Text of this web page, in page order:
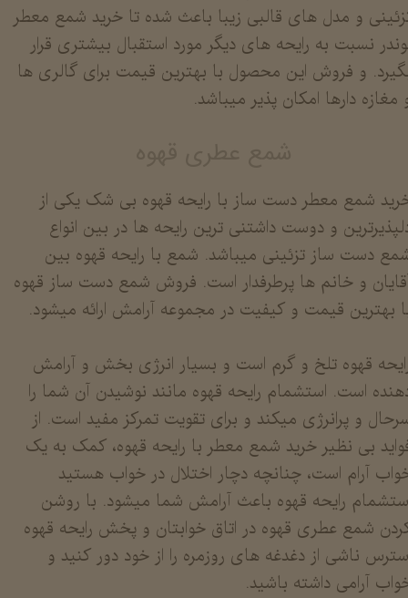
شمع معطر دست ساز با رایحه قهوه بی شک یکی از
و دوست داشتنی ترین رایحه ها در بین انواع
دست ساز تزئینی میباشد. شمع با رایحه قهوه بین
و خانم ها پرطرفدار است. فروش شمع دست ساز قهوه
بهترین قیمت و کیفیت در مجموعه آرامش ارائه میشود.
قهوه تلخ و گرم است و بسیار انرژی بخش و آرامش
است. استشمام رایحه قهوه مانند نوشیدن آن شما را
و پرانرژی میکند و برای تقویت تمرکز مفید است. از
بی نظیر خرید شمع معطر با رایحه قهوه، کمک به یک
آرام است، چنانچه دچار اختلال در خواب هستید
رایحه قهوه باعث آرامش شما میشود. با روشن
شمع عطری قهوه در اتاق خوابتان و پخش رایحه قهوه
ناشی از دغدغه های روزمره را از خود دور کنید و
آرامی داشته باشید.
و مدل های قالبی زیبا باعث شده تا خرید شمع معطر
نسبت به رایحه های دیگر مورد استقبال بیشتری قرار
و فروش این محصول با بهترین قیمت برای گالری ها
مغازه دارها امکان پذیر میباشد.